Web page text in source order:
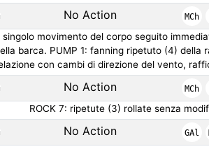
No Action MCh
singolo movimento del corpo seguito
barca. PUMP 1: fanning ripetuto (4) della
con cambi di direzione del vento,
No Action MCh
ROCK 7: ripetute (3) rollate senza
No Action GAl